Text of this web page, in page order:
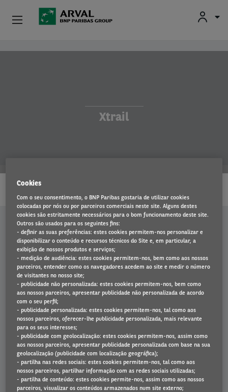
Xtrail
OFERTAS EM DESTAQUE
Nissan Xtrail
Particulares
Sobre A Arval
Condutores
Cookies
Com o seu consentimento, o BNP Paribas gostaria de utilizar cookies
colocadas por nós ou por parceiros comerciais neste site. Alguns destes
cookies são estritamente necessários para o bom funcionamento deste site.
Outros são usados para os seguintes fins:
- definir as suas preferências: estes cookies permitem-nos personalizar e
disponibilizar o conteúdo e recursos técnicos do Site e, em particular, a
exibição de nossos produtos e serviços;
- medição de audiência: estes cookies permitem-nos, bem como aos nossos
parceiros, entender como os navegadores acedem ao site e medir o número
de visitantes no nosso site;
- publicidade não personalizada: estes cookies permitem-nos, bem como
aos nossos parceiros, apresentar publicidade não personalizada de acordo
com o seu perfil;
- publicidade personalizada: estes cookies permitem-nos, tal como aos
nossos parceiros, oferecer-lhe publicidade personalizada, mais relevante
para os seus interesses;
- publicidade com geolocalização: estes cookies permitem-nos, assim como
aos nossos parceiros, apresentar publicidade personalizada com base na sua
geolocalização (publicidade com localização geográfica);
- partilha nas redes sociais: estes cookies permitem-nos, tal como aos
nossos parceiros, partilhar informação com as redes sociais utilizadas;
- partilha de conteúdo: estes cookies permite-nos, assim como aos nossos
parceiros, visualizar os conteúdos armazenados num site externo;